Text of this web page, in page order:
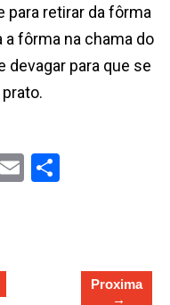
retirar da fôrma
a fôrma na chama do
devagar para que se
Proxima
→